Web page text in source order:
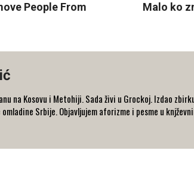
People From
Malo ko
na Kosovu i Metohiji. Sada živi u Grockoj. Izdao
Srbije. Objavljujem aforizme i pesme u